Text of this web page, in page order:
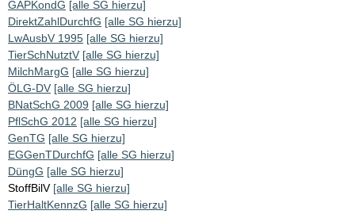
GAPKondG [alle SG hierzu]
DirektZahlDurchfG [alle SG hierzu]
LwAusbV 1995 [alle SG hierzu]
TierSchNutztV [alle SG hierzu]
MilchMargG [alle SG hierzu]
ÖLG-DV [alle SG hierzu]
BNatSchG 2009 [alle SG hierzu]
PflSchG 2012 [alle SG hierzu]
GenTG [alle SG hierzu]
EGGenTDurchfG [alle SG hierzu]
DüngG [alle SG hierzu]
StoffBilV [alle SG hierzu]
TierHaltKennzG [alle SG hierzu]